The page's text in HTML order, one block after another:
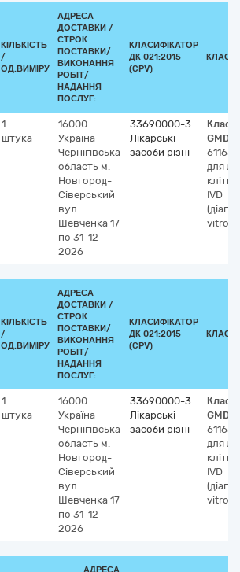
КІЛЬКІСТЬ
/
ОД.ВИМІРУ
АДРЕСА
ДОСТАВКИ /
СТРОК
ПОСТАВКИ/
ВИКОНАННЯ
РОБІТ/
НАДАННЯ
ПОСЛУГ:
КЛАСИФІКАТОР
ДК 021:2015
(CPV)
1
штука
16000
Україна
Чернігівська
область м.
Новгород-
Сіверський
вул.
Шевченка 17
по 31-12-
2026
33690000-3
Лікарські
засоби різні
61165
для
IVD
vitro)
КІЛЬКІСТЬ
/
ОД.ВИМІРУ
АДРЕСА
ДОСТАВКИ /
СТРОК
ПОСТАВКИ/
ВИКОНАННЯ
РОБІТ/
НАДАННЯ
ПОСЛУГ:
КЛАСИФІКАТОР
ДК 021:2015
(CPV)
1
штука
16000
Україна
Чернігівська
область м.
Новгород-
Сіверський
вул.
Шевченка 17
по 31-12-
2026
33690000-3
Лікарські
засоби різні
61165
для
IVD
vitro)